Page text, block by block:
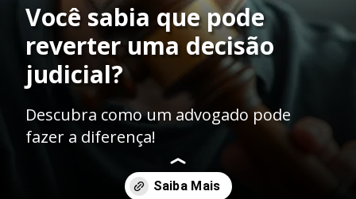
Você sabia que pode
reverter uma decisão
judicial?
Descubra como um advogado pode
fazer a diferença!